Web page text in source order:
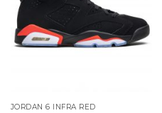
JORDAN 6 INFRA RED